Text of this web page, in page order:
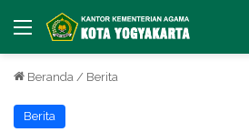
Menu
Beranda / Berita
Berita